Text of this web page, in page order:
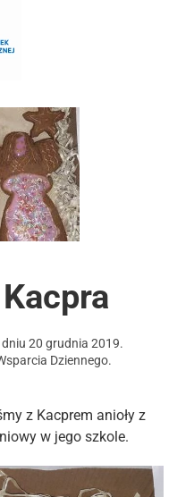
20 grudnia 2019.
Dziennego.
z Kacprem anioły z
w jego szkole.